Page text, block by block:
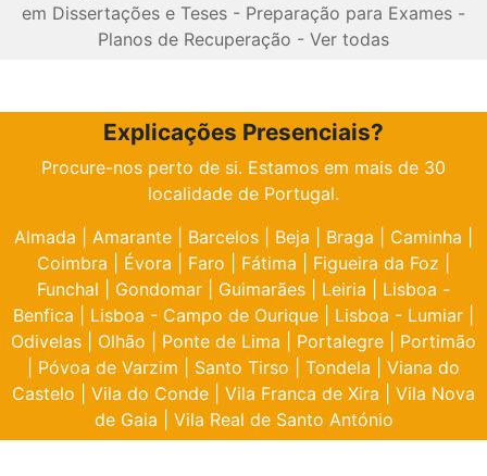
em Dissertações e Teses - Preparação para Exames -
Planos de Recuperação - Ver todas
Explicações Presenciais?
Procure-nos perto de si. Estamos em mais de 30
localidade de Portugal.
Almada
Amarante Barcelos Beja Braga Caminha
Coimbra
Évora Faro Fátima Figueira da Foz
Funchal
Gondomar Guimarães Leiria
Lisboa -
Benfica
Lisboa - Campo de Ourique Lisboa - Lumiar
Odivelas
Olhão Ponte de Lima Portalegre
Portimão
Póvoa de Varzim Santo Tirso Tondela
Viana do
Castelo
Vila do Conde Vila Franca de Xira
Vila Nova
de Gaia
Vila Real de Santo António